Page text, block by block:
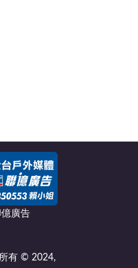
廣告
有 © 2024,